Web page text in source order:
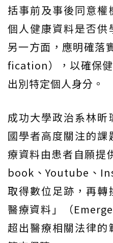
括事前及事後同意
個人健康資料是否供
另一方面，應明確
fication），以確保
出別特定個人身分。
成功大學政治系林
國學者高度關注的
療資料由患者自願提
book、Youtube、
取得數位足跡，再轉
醫療資料」（
超出醫療相關法律